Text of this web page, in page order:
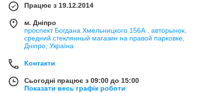
Працює з 19.12.2014
м. Дніпро
проспект Богдана Хмельницкого 156А , авторынок,
средний стеклянный магазин на правой парковке,
Дніпро, Україна
Контакти
Сьогодні працює з 09:00 до 15:00
Показати весь графік роботи